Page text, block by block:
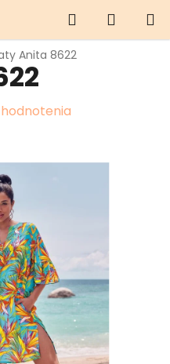
Hľadať
KOŠÍK
Anita 8622